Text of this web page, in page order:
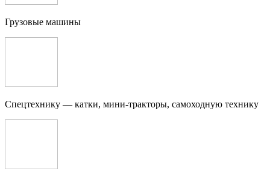
Грузовые машины
Спецтехнику — катки, мини-тракторы, самоходную технику